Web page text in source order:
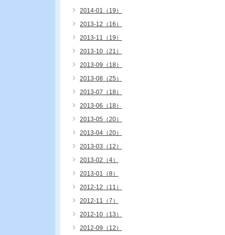
2014-01（19）
2013-12（16）
2013-11（19）
2013-10（21）
2013-09（18）
2013-08（25）
2013-07（18）
2013-06（18）
2013-05（20）
2013-04（20）
2013-03（12）
2013-02（4）
2013-01（8）
2012-12（11）
2012-11（7）
2012-10（13）
2012-09（12）